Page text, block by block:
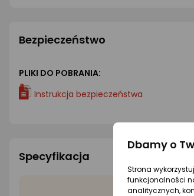
Bezpieczeństwo
PLIKI DO POBRANIA:
Instrukcja bezpieczeństwa
Specyfikacja
Dbamy o
Strona
funkcjonalności
analitycznych,